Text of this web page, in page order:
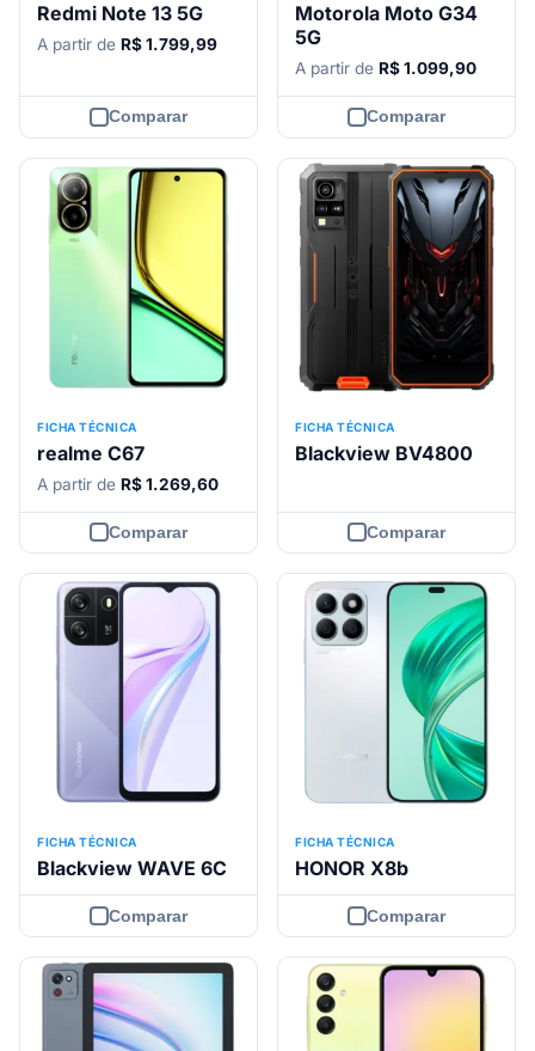
Redmi Note 13 5G
A partir de R$ 1.799,99
Comparar
Motorola Moto G34
5G
A partir de R$ 1.099,90
Comparar
FICHA TÉCNICA
realme C67
A partir de R$ 1.269,60
Comparar
FICHA TÉCNICA
Blackview BV4800
Comparar
FICHA TÉCNICA
Blackview WAVE 6C
Comparar
FICHA TÉCNICA
HONOR X8b
Comparar